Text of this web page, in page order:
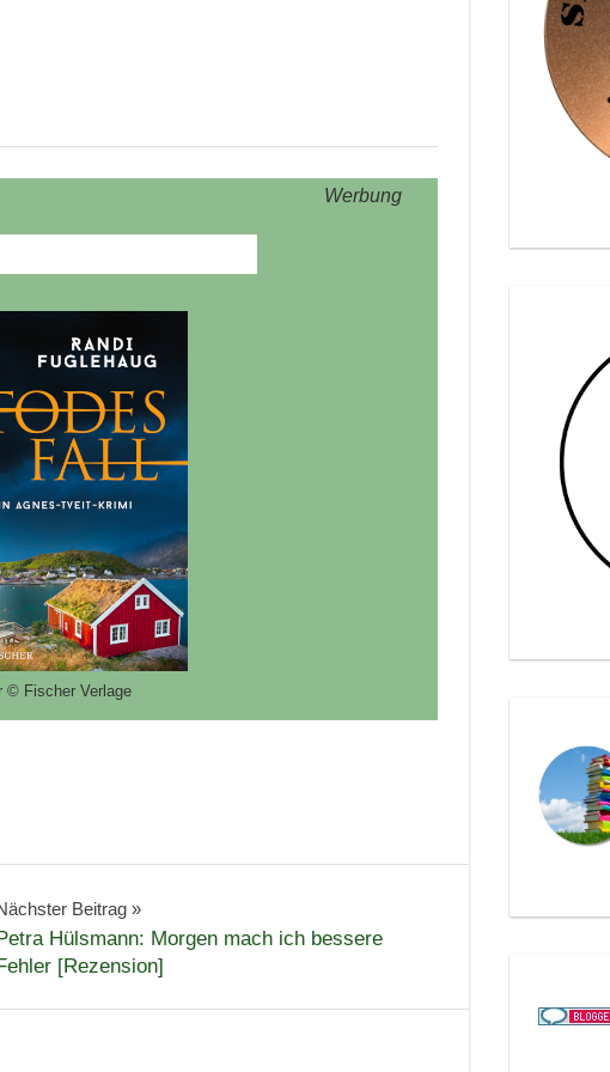
Werbung
© Fischer Verlage
Beitrag
Hülsmann: Morgen mach ich bessere
[Rezension]